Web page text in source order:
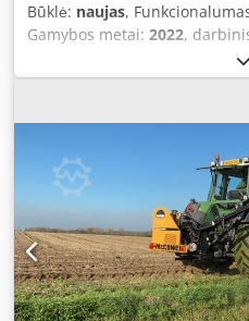
Būklė: naujas,
Gamybos metai: 2022,
šoninis šienapjovė, tinkama
tritaškiu prikabinimu II kat. ir
Pavara per PTO veleną, 540
horizontalus pasiekiamumas
nepriklausoma nuo
velenas - Hidraulinė
svirtis - Svirties
rotoriaus plūduriuojanti
Stabilizavimo komplektas
Bowdeno kabelio valdymas
Centrinis montavimas -
1,00 m - Svoris apie 140 kg